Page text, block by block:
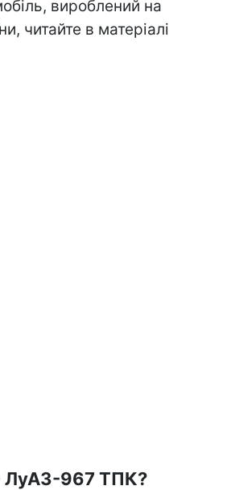
вироблений на
читайте в матеріалі
ЛуАЗ-967 ТПК?